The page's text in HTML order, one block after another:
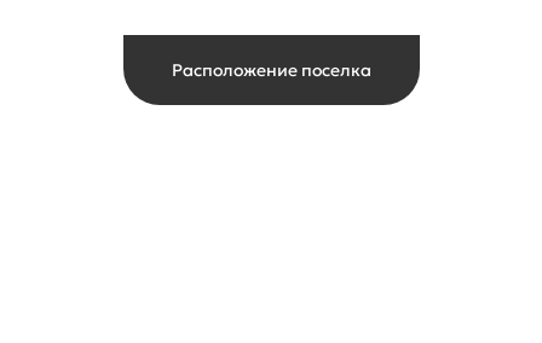
Расположение поселка